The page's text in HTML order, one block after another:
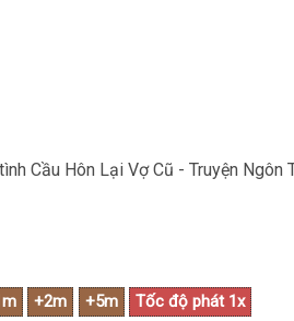
Cầu Hôn Lại Vợ Cũ - Truyện Ngôn